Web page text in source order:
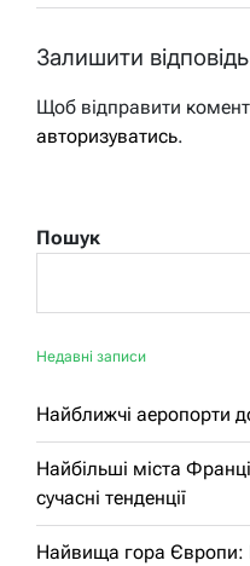
Залишити відповідь
Щоб відправити
авторизуватись.
Пошук
Недавні записи
Найближчі аеропорти
Найбільші міста
сучасні тенденції
Найвища гора Європи: